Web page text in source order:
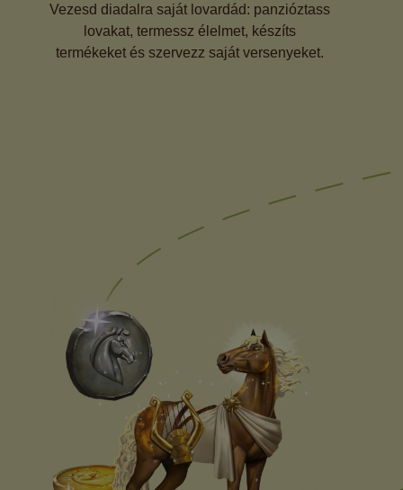
Vezesd diadalra saját lovardád: panzióztass
lovakat, termessz élelmet, készíts
termékeket és szervezz saját versenyeket.